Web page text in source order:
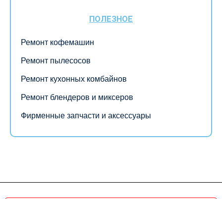
ПОЛЕЗНОЕ
Ремонт кофемашин
Ремонт пылесосов
Ремонт кухонных комбайнов
Ремонт блендеров и миксеров
Фирменные запчасти и аксессуары